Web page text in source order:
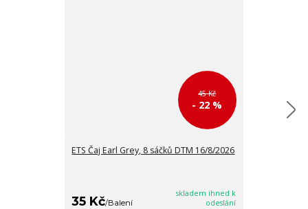
45 Kč
- 22 %
ETS Čaj Earl Grey, 8 sáčků DTM 16/8/2026
35 Kč/Balení
skladem ihned k
odeslání